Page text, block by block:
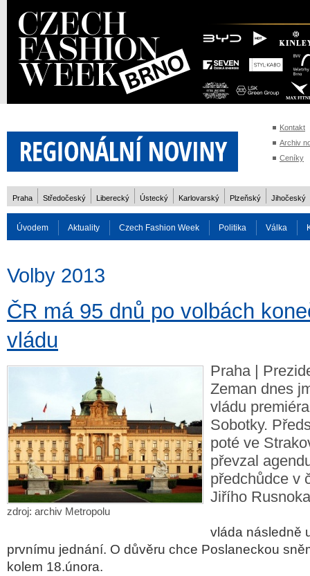
Kontakt
Archiv
Ceníky
Praha Středočeský Liberecký Ústecký Karlovarský Plzeňský Jihočeský
Úvodem Aktuality Czech Fashion Week Politika Válka
Rozhovory
Volby 2013
ČR má 95 dnů po volbách
vládu
zdroj: archiv Metropolu
Praha |
Zeman dnes
vládu
Sobotky.
poté ve
převzal
předchůdce v
Jiřího
vláda následně
prvnímu jednání. O důvěru chce Poslaneckou
kolem 18.února.